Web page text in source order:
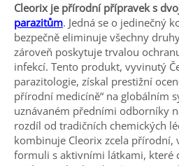
Cleorix je přírodní přípravek s
parazitům. Jedná se o jedinečný
bezpečně eliminuje všechny
zároveň poskytuje trvalou
infekcí. Tento produkt, vyvinutý
parazitologie, získal prestižní
přírodní medicíně“ na globálním
uznávaném předními odborníky
rozdíl od tradičních chemických
kombinuje Cleorix zcela přírodní,
formuli s aktivními látkami, které